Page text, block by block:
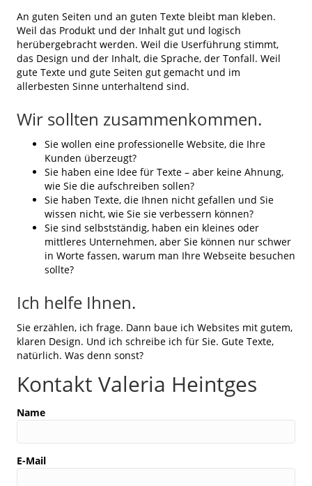
An guten Seiten und an guten Texte bleibt man kleben.
Weil das Produkt und der Inhalt gut und logisch
herübergebracht werden. Weil die Userführung stimmt,
das Design und der Inhalt, die Sprache, der Tonfall. Weil
gute Texte und gute Seiten gut gemacht und im
allerbesten Sinne unterhaltend sind.
Wir sollten zusammenkommen.
Sie wollen eine professionelle Website, die Ihre
Kunden überzeugt?
Sie haben eine Idee für Texte – aber keine Ahnung,
wie Sie die aufschreiben sollen?
Sie haben Texte, die Ihnen nicht gefallen und Sie
wissen nicht, wie Sie sie verbessern können?
Sie sind selbstständig, haben ein kleines oder
mittleres Unternehmen, aber Sie können nur schwer
in Worte fassen, warum man Ihre Webseite besuchen
sollte?
Ich helfe Ihnen.
Sie erzählen, ich frage. Dann baue ich Websites mit gutem,
klaren Design. Und ich schreibe ich für Sie. Gute Texte,
natürlich. Was denn sonst?
Kontakt Valeria Heintges
Name
E-Mail